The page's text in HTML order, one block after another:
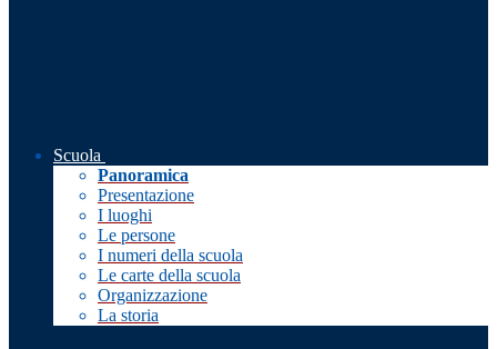
Scuola
Panoramica
Presentazione
I luoghi
Le persone
I numeri della scuola
Le carte della scuola
Organizzazione
La storia